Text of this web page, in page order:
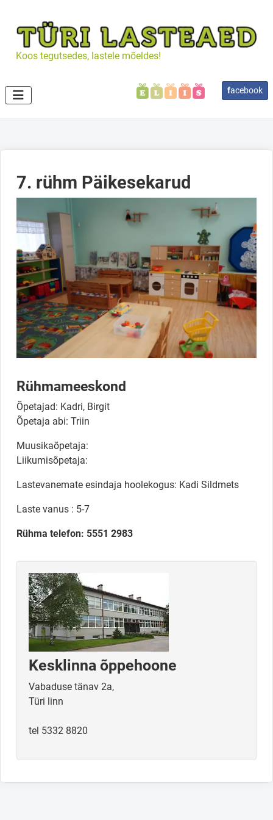
Koos tegutsedes, lastele mõeldes!
facebook
7. rühm Päikesekarud
Rühmameeskond
Õpetajad: Kadri, Birgit
Õpetaja abi: Triin
Muusikaõpetaja:
Liikumisõpetaja:
Lastevanemate esindaja hoolekogus: Kadi Sildmets
Laste vanus : 5-7
Rühma telefon: 5551 2983
Kesklinna õppehoone
Vabaduse tänav 2a,
Türi linn
tel 5332 8820